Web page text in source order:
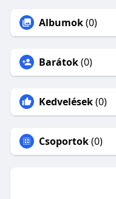
Albumok(0)
Barátok(0)
Kedvelések(0)
Csoportok(0)